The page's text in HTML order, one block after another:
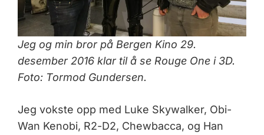
Jeg og min bror på Bergen Kino 29.
desember 2016 klar til å se Rouge One i 3D.
Foto: Tormod Gundersen.
Jeg vokste opp med Luke Skywalker, Obi-
Wan Kenobi, R2-D2, Chewbacca, og Han